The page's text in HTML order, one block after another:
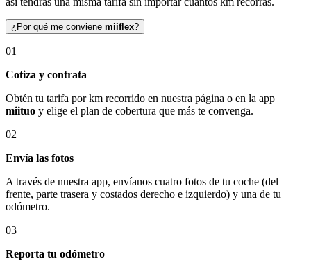
¿Por qué me conviene miiflex?
01
Cotiza y contrata
Obtén tu tarifa por km recorrido en nuestra página o en la app
miituo y elige el plan de cobertura que más te convenga.
02
Envía las fotos
A través de nuestra app, envíanos cuatro fotos de tu coche (del
frente, parte trasera y costados derecho e izquierdo) y una de tu
odómetro.
03
Reporta tu odómetro